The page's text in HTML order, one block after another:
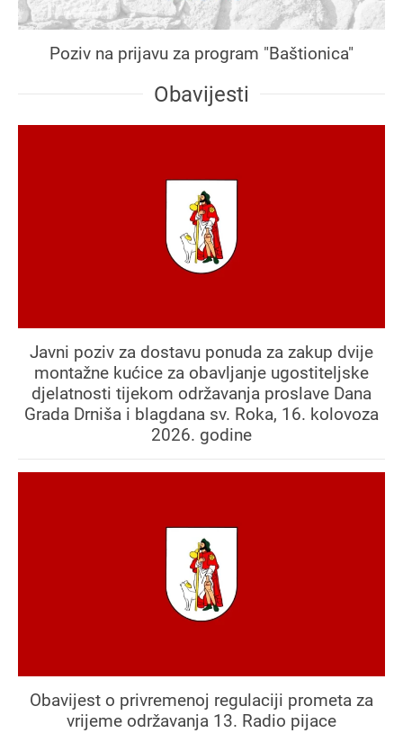
Poziv na prijavu za program "Baštionica"
Obavijesti
Javni poziv za dostavu ponuda za zakup dvije
montažne kućice za obavljanje ugostiteljske
djelatnosti tijekom održavanja proslave Dana
Grada Drniša i blagdana sv. Roka, 16. kolovoza
2026. godine
Obavijest o privremenoj regulaciji prometa za
vrijeme održavanja 13. Radio pijace